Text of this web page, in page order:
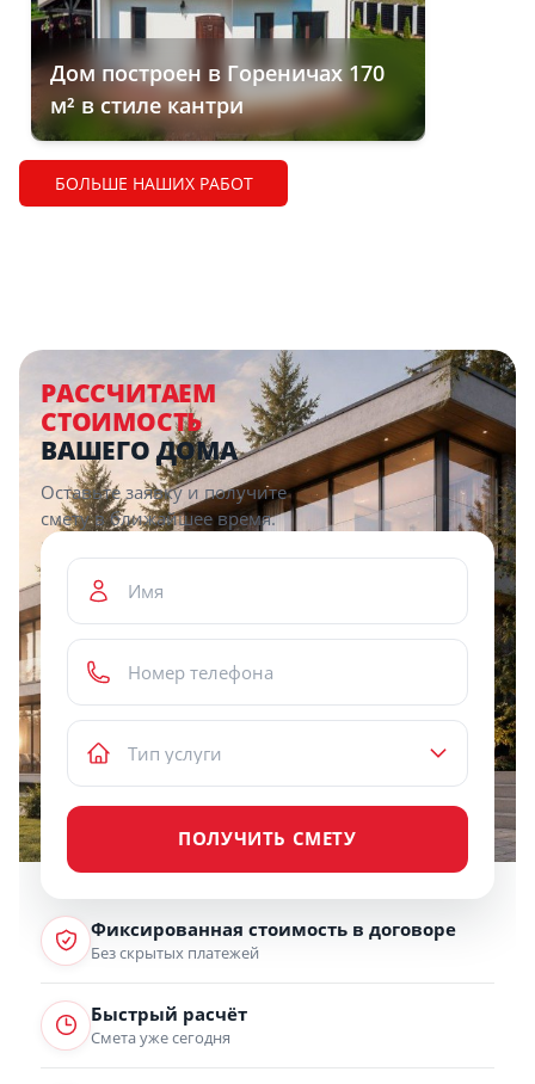
Дом построен в Гореничах 170
м² в стиле кантри
БОЛЬШЕ НАШИХ РАБОТ
РАССЧИТАЕМ
СТОИМОСТЬ
ВАШЕГО ДОМА
Оставьте заявку и получите
смету в ближайшее время.
ПОЛУЧИТЬ СМЕТУ
Фиксированная стоимость в договоре
Без скрытых платежей
Быстрый расчёт
Смета уже сегодня